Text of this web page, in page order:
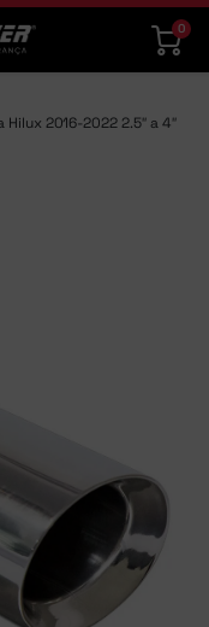
0
2016-2022 2.5″ a 4″